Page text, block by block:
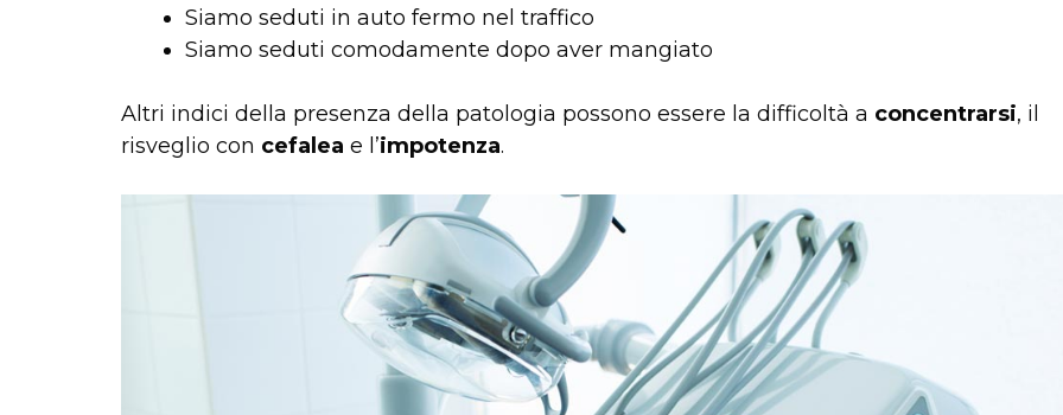
Siamo seduti in auto fermo nel traffico
Siamo seduti comodamente dopo aver mangiato
Altri indici della presenza della patologia possono essere la difficoltà a concentrarsi, il
risveglio con cefalea e l’impotenza.